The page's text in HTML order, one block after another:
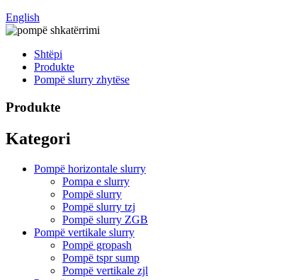
English
Shtëpi
Produkte
Pompë slurry zhytëse
Produkte
Kategori
Pompë horizontale slurry
Pompa e slurry
Pompë slurry
Pompë slurry tzj
Pompë slurry ZGB
Pompë vertikale slurry
Pompë gropash
Pompë tspr sump
Pompë vertikale zjl